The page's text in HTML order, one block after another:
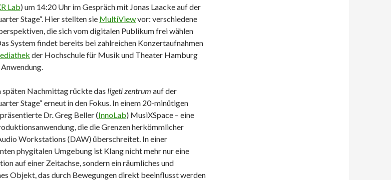
Lab) um 14:20 Uhr im Gespräch mit Jonas Laacke auf der
Stage“. Hier stellten sie MultiViewvor: verschiedene
die sich vom digitalen Publikum frei wählen
System findet bereits bei zahlreichen Konzertaufnahmen
der Hochschule für Musik und Theater Hamburg
späten Nachmittag rückte das ligeti zentrum auf der
Stage“ erneut in den Fokus. In einem 20-minütigen
Dr. Greg Beller (InnoLab) MusiXSpace – eine
die die Grenzen herkömmlicher
Workstations (DAW) überschreitet. In einer
phygitalen Umgebung ist Klang nicht mehr nur eine
auf einer Zeitachse, sondern ein räumliches und
Objekt, das durch Bewegungen direkt beeinflusst werden